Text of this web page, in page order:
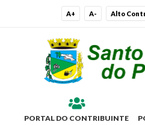
A+ A- Alto
PORTAL DO CONTRIBUINTE